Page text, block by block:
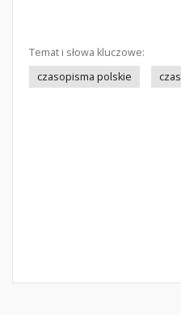
Temat i słowa kluczowe:
czasopisma polskie